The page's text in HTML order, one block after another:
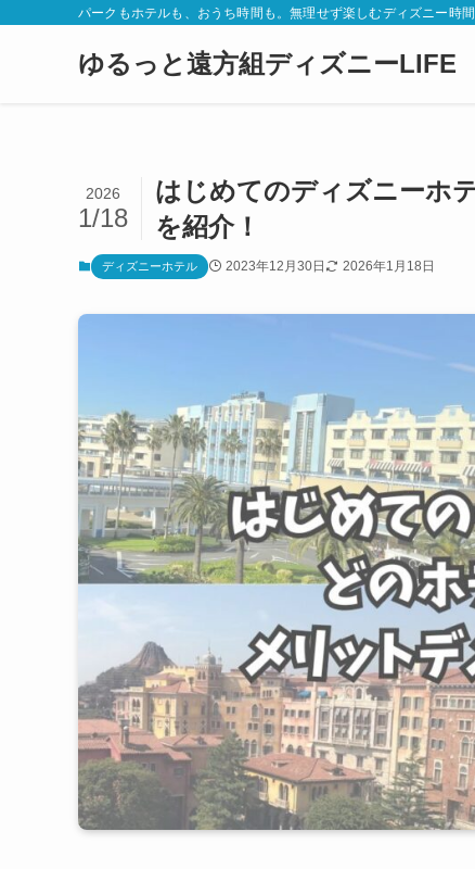
パークもホテルも、おうち時間も。無理せず楽しむディズニー時間
ゆるっと遠方組ディズニーLIFE
はじめてのディズニーホ
を紹介！
2026
1/18
ディズニーホテル 2023年12月30日 2026年1月18日